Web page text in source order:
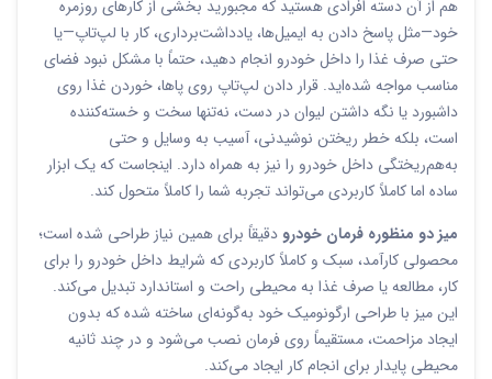
هم از آن دسته افرادی هستید که مجبورید بخشی از کارهای روزمره
خود—مثل پاسخ دادن به ایمیل‌ها، یادداشت‌برداری، کار با لپ‌تاپ—یا
حتی صرف غذا را داخل خودرو انجام دهید، حتماً با مشکل نبود فضای
مناسب مواجه شده‌اید. قرار دادن لپ‌تاپ روی پاها، خوردن غذا روی
داشبورد یا نگه داشتن لیوان در دست، نه‌تنها سخت و خسته‌کننده
است، بلکه خطر ریختن نوشیدنی، آسیب به وسایل و حتی
به‌هم‌ریختگی داخل خودرو را نیز به همراه دارد. اینجاست که یک ابزار
ساده اما کاملاً کاربردی می‌تواند تجربه شما را کاملاً متحول کند.
میز دو منظوره فرمان خودرو دقیقاً برای همین نیاز طراحی شده است؛
محصولی کارآمد، سبک و کاملاً کاربردی که شرایط داخل خودرو را برای
کار، مطالعه یا صرف غذا به محیطی راحت و استاندارد تبدیل می‌کند.
این میز با طراحی ارگونومیک خود به‌گونه‌ای ساخته شده که بدون
ایجاد مزاحمت، مستقیماً روی فرمان نصب می‌شود و در چند ثانیه
محیطی پایدار برای انجام کار ایجاد می‌کند.